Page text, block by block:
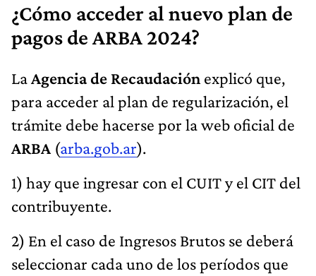
¿Cómo acceder al nuevo plan de
pagos de ARBA 2024?
LaAgencia de Recaudación explicó que,
para acceder al plan de regularización, el
trámite debe hacerse por la web oficial de
ARBA (arba.gob.ar).
1) hay que ingresar con el CUIT y el CIT del
contribuyente.
2) En el caso de Ingresos Brutos se deberá
seleccionar cada uno de los períodos que